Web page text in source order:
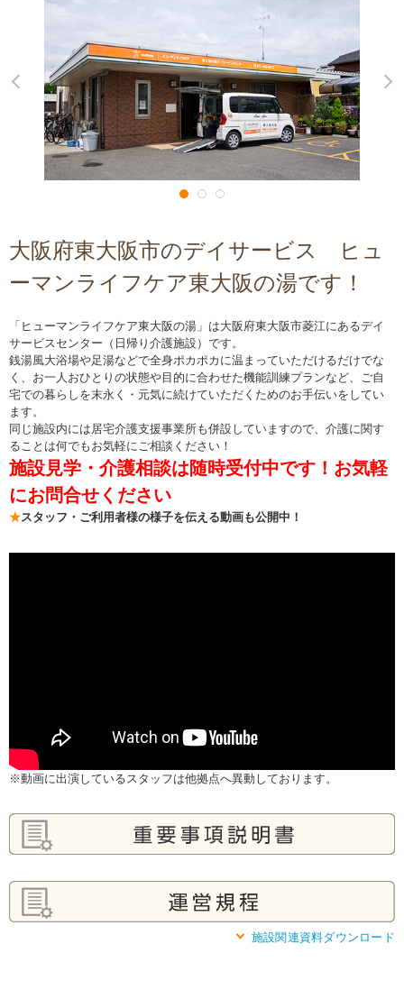
大阪府東大阪市のデイサービス ヒュ
ーマンライフケア東大阪の湯です！
「ヒューマンライフケア東大阪の湯」は大阪府東大阪市菱江にあるデイ
サービスセンター（日帰り介護施設）です。
銭湯風大浴場や足湯などで全身ポカポカに温まっていただけるだけでな
く、お一人おひとりの状態や目的に合わせた機能訓練プランなど、ご自
宅での暮らしを末永く・元気に続けていただくためのお手伝いをしてい
ます。
同じ施設内には居宅介護支援事業所も併設していますので、介護に関す
ることは何でもお気軽にご相談ください！
施設見学・介護相談は随時受付中です！お気軽
にお問合せください
★スタッフ・ご利用者様の様子を伝える動画も公開中！
※動画に出演しているスタッフは他拠点へ異動しております。
施設関連資料ダウンロード